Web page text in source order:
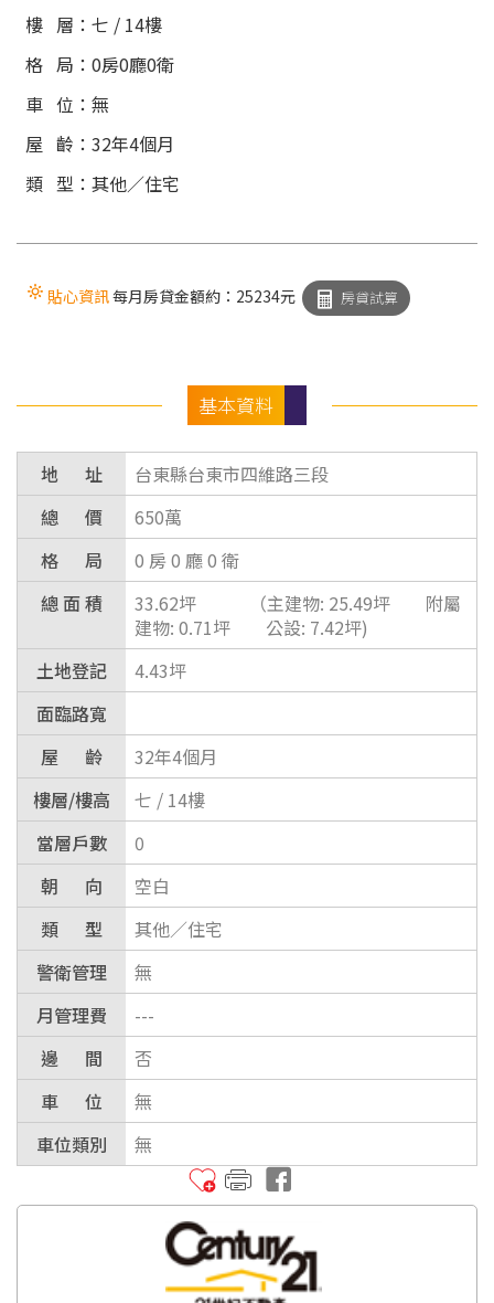
樓 層： 七 / 14樓
格 局： 0房0廳0衛
車 位： 無
屋 齡： 32年4個月
類 型： 其他／住宅
貼心資訊每月房貸金額約： 25234元 房貸試算
基本資料
地 址
台東縣台東市四維路三段
總 價
650萬
格 局
0 房0 廳0 衛
總 面 積
33.62坪 （主建物: 25.49坪 附屬
建物: 0.71坪 公設: 7.42坪)
土地登記
4.43坪
面臨路寬
屋 齡
32年4個月
樓層/樓高
七 / 14樓
當層戶數
0
朝 向
空白
類 型
其他／住宅
警衛管理
無
月管理費
---
邊 間
否
車 位
無
車位類別
無